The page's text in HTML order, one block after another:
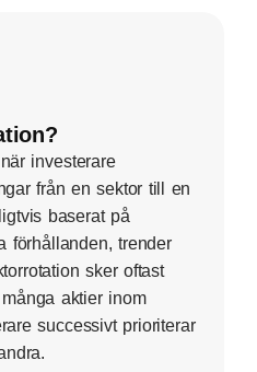
investerare
från en sektor till en
baserat på
förhållanden, trender
sker oftast
aktier inom
successivt prioriterar